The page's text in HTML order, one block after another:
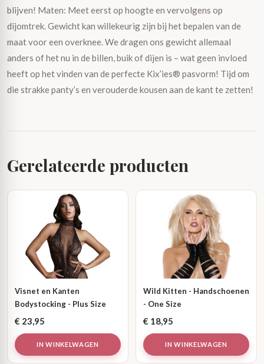
blijven! Maten: Meet eerst op hoogte en vervolgens op
dijomtrek. Gewicht kan willekeurig zijn bij het bepalen van de
maat voor een overknee. We dragen ons gewicht allemaal
anders of het nu in de billen, buik of dijen is – wat geen invloed
heeft op het vinden van de perfecte Kix’ies® pasvorm! Tijd om
die strakke panty’s en verouderde kousen aan de kant te zetten!
Gerelateerde producten
Visnet en Kanten
Bodystocking - Plus Size
€ 23,95
IN WINKELWAGEN
Wild Kitten - Handschoenen
- One Size
€ 18,95
IN WINKELWAGEN